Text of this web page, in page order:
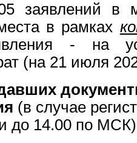
заявлений в
в рамках
- на
(на 21 июля
(в случае
до 14.00 по